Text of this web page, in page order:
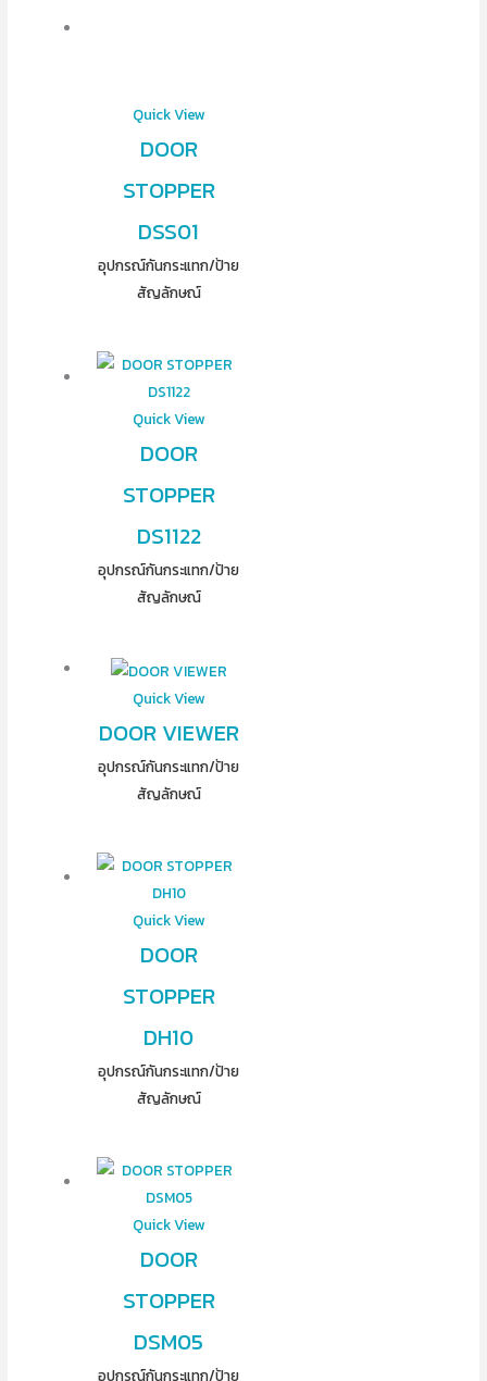
Quick View
DOOR
STOPPER
DSS01
อุปกรณ์​กันกระแทก/ป้าย
สัญลักษณ์
Quick View
DOOR
STOPPER
DS1122
อุปกรณ์​กันกระแทก/ป้าย
สัญลักษณ์
Quick View
DOOR VIEWER
อุปกรณ์​กันกระแทก/ป้าย
สัญลักษณ์
Quick View
DOOR
STOPPER
DH10
อุปกรณ์​กันกระแทก/ป้าย
สัญลักษณ์
Quick View
DOOR
STOPPER
DSM05
อุปกรณ์​กันกระแทก/ป้าย